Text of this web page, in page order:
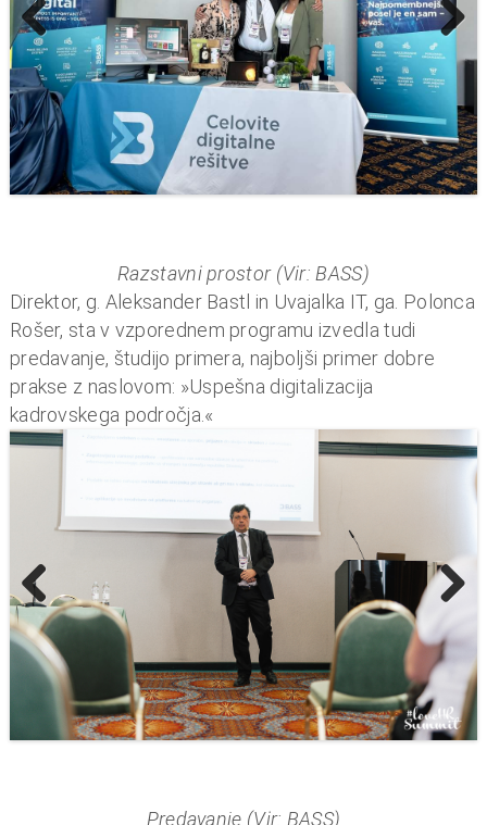
Prev
ious
Next
Razstavni prostor (Vir: BASS)
Direktor, g. Aleksander Bastl in Uvajalka IT, ga. Polonca
Rošer, sta v vzporednem programu izvedla tudi
predavanje, študijo primera, najboljši primer dobre
prakse z naslovom: »Uspešna digitalizacija
kadrovskega področja.«
Prev
ious